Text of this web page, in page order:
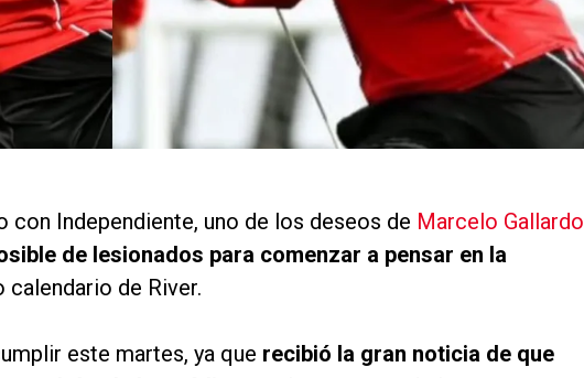
Independiente, uno de los deseos de Marcelo Gallardo
de lesionados para comenzar a pensar en la
calendario de River.
este martes, ya que recibió la gran noticia de que